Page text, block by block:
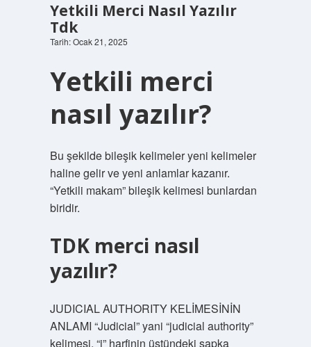
Yetkili Merci Nasıl Yazılır
Tdk
Tarih: Ocak 21, 2025
Yetkili merci
nasıl yazılır?
Bu şekilde bileşik kelimeler yeni kelimeler
haline gelir ve yeni anlamlar kazanır.
“Yetkili makam” bileşik kelimesi bunlardan
biridir.
TDK merci nasıl
yazılır?
JUDICIAL AUTHORITY KELİMESİNİN
ANLAMI “Judicial” yani “judicial authority”
kelimesi, “i” harfinin üstündeki şapka